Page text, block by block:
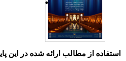
استفاده از مطالب ارائه شده در این